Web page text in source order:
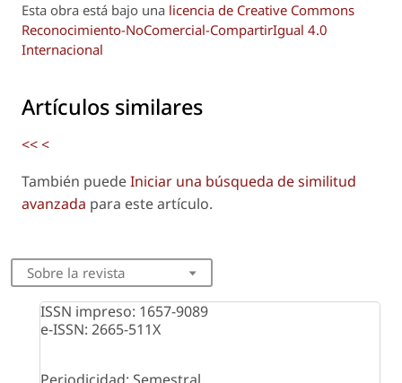
Esta obra está bajo una licencia de Creative Commons
Reconocimiento-NoComercial-CompartirIgual 4.0
Internacional
Artículos similares
<<<
También puedeIniciar una búsqueda de similitud
avanzada para este artículo.
Sobre la revista
ISSN impreso: 1657-9089
e-ISSN: 2665-511X